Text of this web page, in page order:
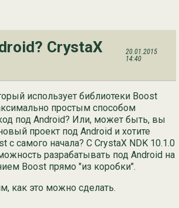
CrystaX
20.01.2015
14:40
использует библиотеки Boost
простым способом
под Android? Или, может быть, вы
проект под Android и хотите
с самого начала? С CrystaX NDK 10.1.0
разрабатывать под Android на
Boost прямо "из коробки".
как это можно сделать.